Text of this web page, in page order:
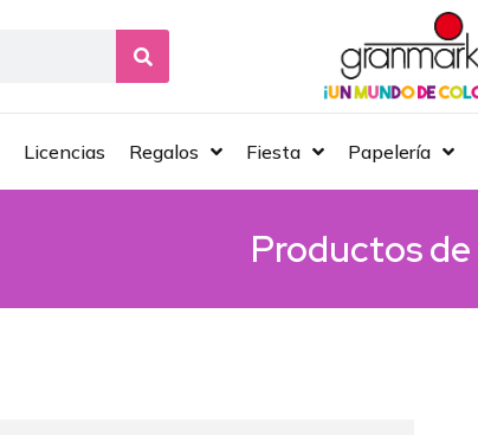
Licencias Regalos Fiesta Papelería
Productos de